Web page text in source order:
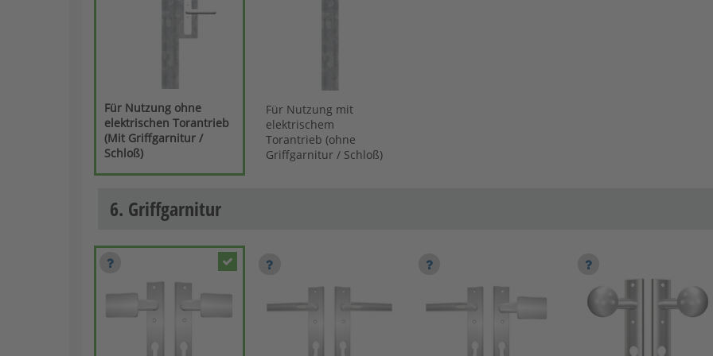
Für Nutzung ohne
elektrischen Torantrieb
(Mit Griffgarnitur /
Schloß)
Für Nutzung mit
elektrischem
Torantrieb (ohne
Griffgarnitur / Schloß)
6. Griffgarnitur